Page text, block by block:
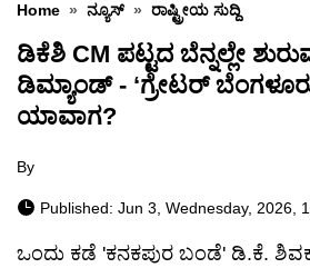
Home » ನ್ಯೂಸ್ » ರಾಷ್ಟ್ರೀಯ ಸುದ್ದಿ
ಡಿಕೆಶಿ CM ಪಟ್ಟದ ಬೆನ್ನಲ್ಲೇ
ಡಿಮ್ಯಾಂಡ್ - ‘ಗ್ರೇಟರ್
ಯಾವಾಗ?
By
Published: Jun 3, Wednesday, 2026,
ಒಂದು ಕಡೆ 'ಕನಕಪುರ ಬಂಡೆ' ಡಿ.ಕೆ.